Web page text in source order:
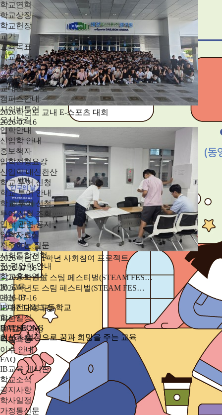
학교연혁
학교상징
학교헌장
교가
교육목표
학교현황
현황
교직원소개
교내전화번호
캠퍼스안내
사이버투어
오시는길
입학안내
신입학 안내
홍보책자
입학전형요강
신입학 내신환산
학교 투어 신청
학교 투어 안내
학교 투어 신청
투어 신청 조회
입학 관련 공지
입학자료실
자주하는 질문
사회통합전형
전·편입학 안내
학교홍보영상
IB 교육
대성 IB
IB DP 교육과정
IB란?
DP 교육과정
핵심과정
이수 안내
FAQ
IB교육 게시판
학교소식
공지사항
학사일정
가정통신문
2026학년도 교내 E-스포츠 대회
2026-07-16
2026학년도 1학년 사회참여 프로젝트
2026-07-16
2026학년도 스팀 페스티벌(STEAM FES…
2026-07-16
학사일정
유튜브
리로스쿨
DAESEONG
헌신과 열정으로 꿈과 희망을 주는 교육